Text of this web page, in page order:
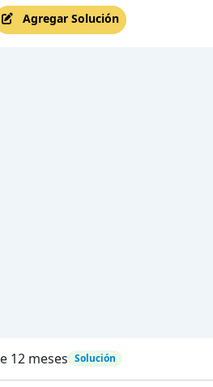
Agregar Solución
12 meses Solución